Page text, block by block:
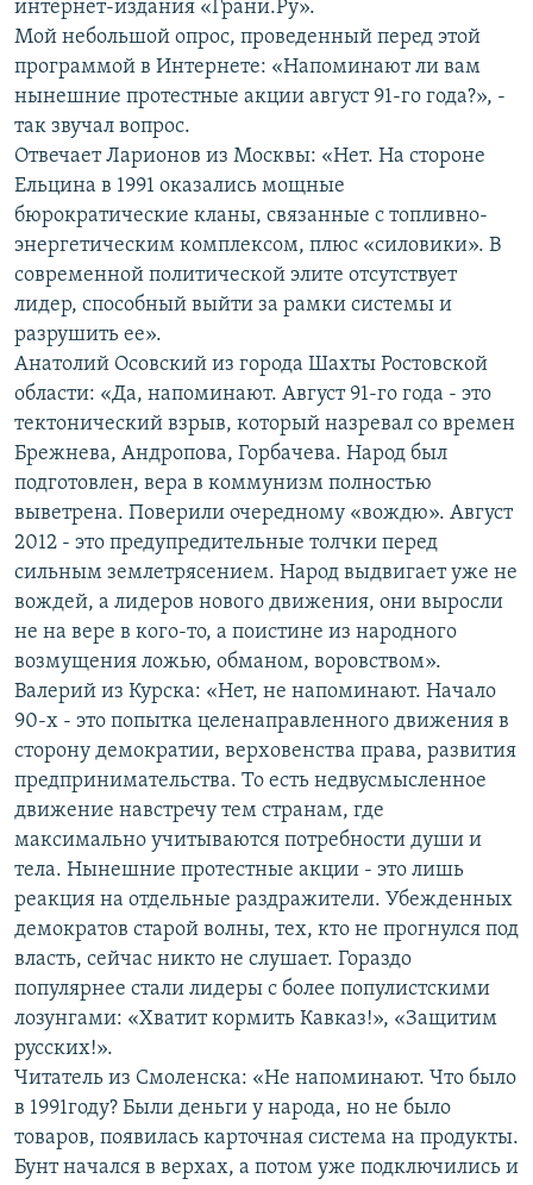
интернет-издания «Грани.Ру».
Мой небольшой опрос, проведенный перед этой
программой в Интернете: «Напоминают ли вам
нынешние протестные акции август 91-го года?», -
так звучал вопрос.
Отвечает Ларионов из Москвы: «Нет. На стороне
Ельцина в 1991 оказались мощные
бюрократические кланы, связанные с топливно-
энергетическим комплексом, плюс «силовики». В
современной политической элите отсутствует
лидер, способный выйти за рамки системы и
разрушить ее».
Анатолий Осовский из города Шахты Ростовской
области: «Да, напоминают. Август 91-го года - это
тектонический взрыв, который назревал со времен
Брежнева, Андропова, Горбачева. Народ был
подготовлен, вера в коммунизм полностью
выветрена. Поверили очередному «вождю». Август
2012 - это предупредительные толчки перед
сильным землетрясением. Народ выдвигает уже не
вождей, а лидеров нового движения, они выросли
не на вере в кого-то, а поистине из народного
возмущения ложью, обманом, воровством».
Валерий из Курска: «Нет, не напоминают. Начало
90-х - это попытка целенаправленного движения в
сторону демократии, верховенства права, развития
предпринимательства. То есть недвусмысленное
движение навстречу тем странам, где
максимально учитываются потребности души и
тела. Нынешние протестные акции - это лишь
реакция на отдельные раздражители. Убежденных
демократов старой волны, тех, кто не прогнулся под
власть, сейчас никто не слушает. Гораздо
популярнее стали лидеры с более популистскими
лозунгами: «Хватит кормить Кавказ!», «Защитим
русских!».
Читатель из Смоленска: «Не напоминают. Что было
в 1991году? Были деньги у народа, но не было
товаров, появилась карточная система на продукты.
Бунт начался в верхах, а потом уже подключились и